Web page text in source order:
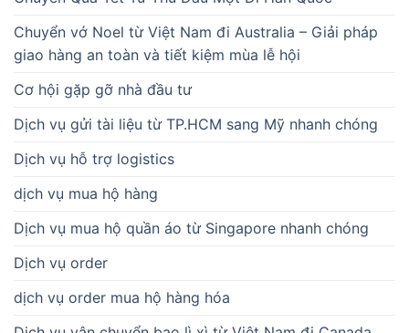
Chuyển vớ Noel từ Việt Nam đi Australia – Giải pháp
giao hàng an toàn và tiết kiệm mùa lễ hội
Cơ hội gặp gỡ nhà đầu tư
Dịch vụ gửi tài liệu từ TP.HCM sang Mỹ nhanh chóng
Dịch vụ hỗ trợ logistics
dịch vụ mua hộ hàng
Dịch vụ mua hộ quần áo từ Singapore nhanh chóng
Dịch vụ order
dịch vụ order mua hộ hàng hóa